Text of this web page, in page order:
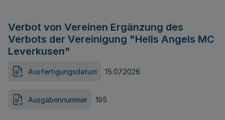
Verbot von Vereinen Ergänzung des
Verbots der Vereinigung "Hells Angels MC
Leverkusen"
Ausfertigungsdatum 15.07.2026
Ausgabennummer 195